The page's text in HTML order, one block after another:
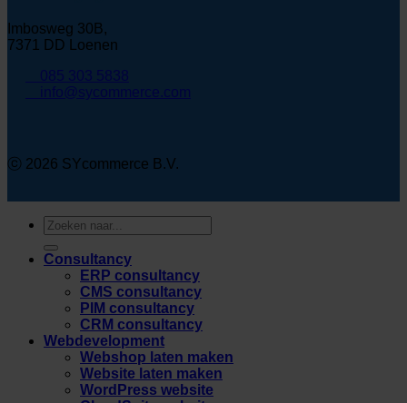
Imbosweg 30B,
7371 DD Loenen
085 303 5838
info@sycommerce.com
ⓒ 2026 SYcommerce B.V.
Zoeken
naar:
Consultancy
ERP consultancy
CMS consultancy
PIM consultancy
CRM consultancy
Webdevelopment
Webshop laten maken
Website laten maken
WordPress website